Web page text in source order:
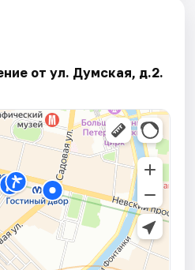
от ул. Думская, д.2.